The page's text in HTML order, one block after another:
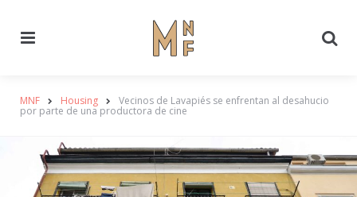
MNF Housing Vecinos de Lavapiés se enfrentan al desahucio
por parte de una productora de cine